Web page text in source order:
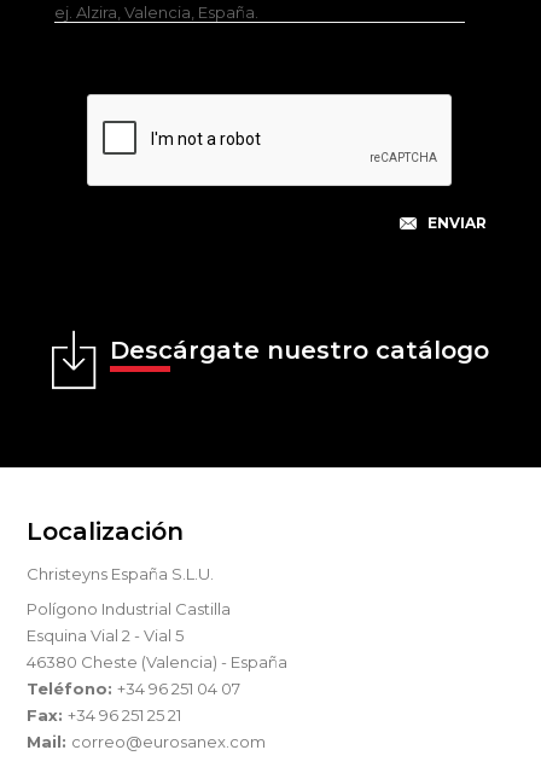
ej. Alzira, Valencia, España.
Descárgate nuestro catálogo
Localización
Christeyns España S.L.U.
Polígono Industrial Castilla
Esquina Vial 2 - Vial 5
46380 Cheste (Valencia) - España
Teléfono:+34 96 251 04 07
Fax:+34 96 251 25 21
Mail: correo@eurosanex.com